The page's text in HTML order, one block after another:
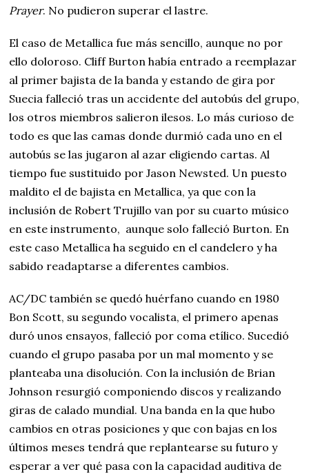
Prayer. No pudieron superar el lastre.
El caso de Metallica fue más sencillo, aunque no por
ello doloroso. Cliff Burton había entrado a reemplazar
al primer bajista de la banda y estando de gira por
Suecia falleció tras un accidente del autobús del grupo,
los otros miembros salieron ilesos. Lo más curioso de
todo es que las camas donde durmió cada uno en el
autobús se las jugaron al azar eligiendo cartas. Al
tiempo fue sustituido por Jason Newsted. Un puesto
maldito el de bajista en Metallica, ya que con la
inclusión de Robert Trujillo van por su cuarto músico
en este instrumento, aunque solo falleció Burton. En
este caso Metallica ha seguido en el candelero y ha
sabido readaptarse a diferentes cambios.
AC/DC también se quedó huérfano cuando en 1980
Bon Scott, su segundo vocalista, el primero apenas
duró unos ensayos, falleció por coma etílico. Sucedió
cuando el grupo pasaba por un mal momento y se
planteaba una disolución. Con la inclusión de Brian
Johnson resurgió componiendo discos y realizando
giras de calado mundial. Una banda en la que hubo
cambios en otras posiciones y que con bajas en los
últimos meses tendrá que replantearse su futuro y
esperar a ver qué pasa con la capacidad auditiva de